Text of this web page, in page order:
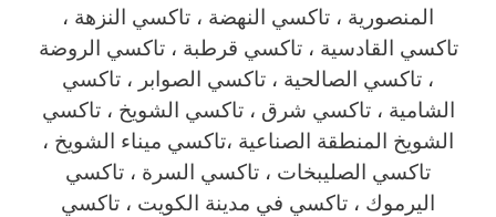
المنصورية ، تاكسي النهضة ، تاكسي النزهة ،
تاكسي القادسية ، تاكسي قرطبة ، تاكسي الروضة
، تاكسي الصالحية ، تاكسي الصوابر ، تاكسي
الشامية ، تاكسي شرق ، تاكسي الشويخ ، تاكسي
الشويخ المنطقة الصناعية ،تاكسي ميناء الشويخ ،
تاكسي الصليبخات ، تاكسي السرة ، تاكسي
اليرموك ، تاكسي في مدينة الكويت ، تاكسي